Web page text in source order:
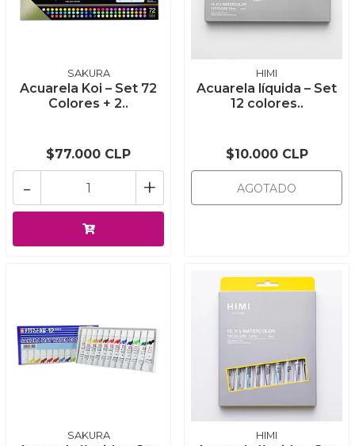
SAKURA
Acuarela Koi – Set 72
Colores + 2..
$77.000 CLP
+
-
HIMI
Acuarela líquida – Set
12 colores..
$10.000 CLP
AGOTADO
SAKURA HIMI